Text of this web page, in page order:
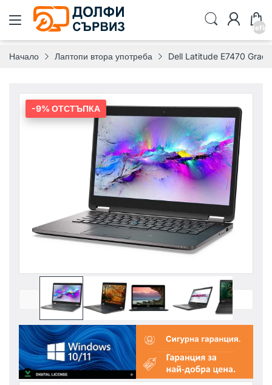
Начало Лаптопи втора употреба Dell Latitude E7470
-9% ОТСТЪПКА